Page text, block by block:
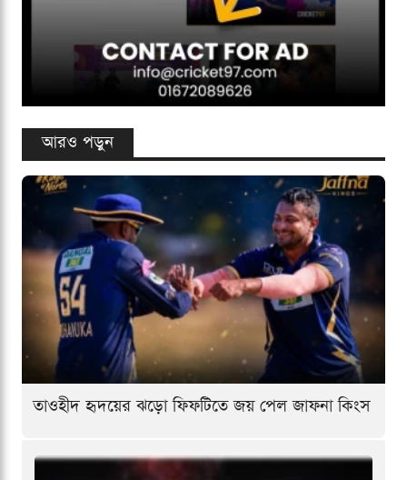
আরও পড়ুন
তাওহীদ হৃদয়ের ঝড়ো ফিফটিতে জয় পেল জাফনা কিংস